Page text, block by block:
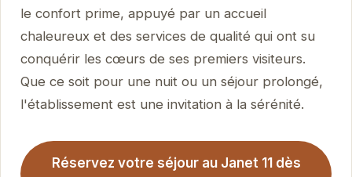
le confort prime, appuyé par un accueil
chaleureux et des services de qualité qui ont su
conquérir les cœurs de ses premiers visiteurs.
Que ce soit pour une nuit ou un séjour prolongé,
l'établissement est une invitation à la sérénité.
Réservez votre séjour au Janet 11 dès